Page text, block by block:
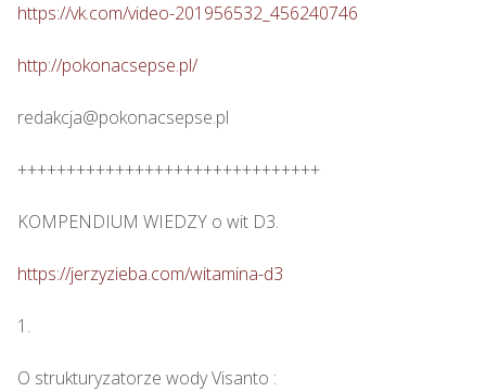
https://vk.com/video-201956532_456240746
http://pokonacsepse.pl/
redakcja@pokonacsepse.pl
+++++++++++++++++++++++++++++++
KOMPENDIUM WIEDZY o wit D3.
https://jerzyzieba.com/witamina-d3
1.
O strukturyzatorze wody Visanto :